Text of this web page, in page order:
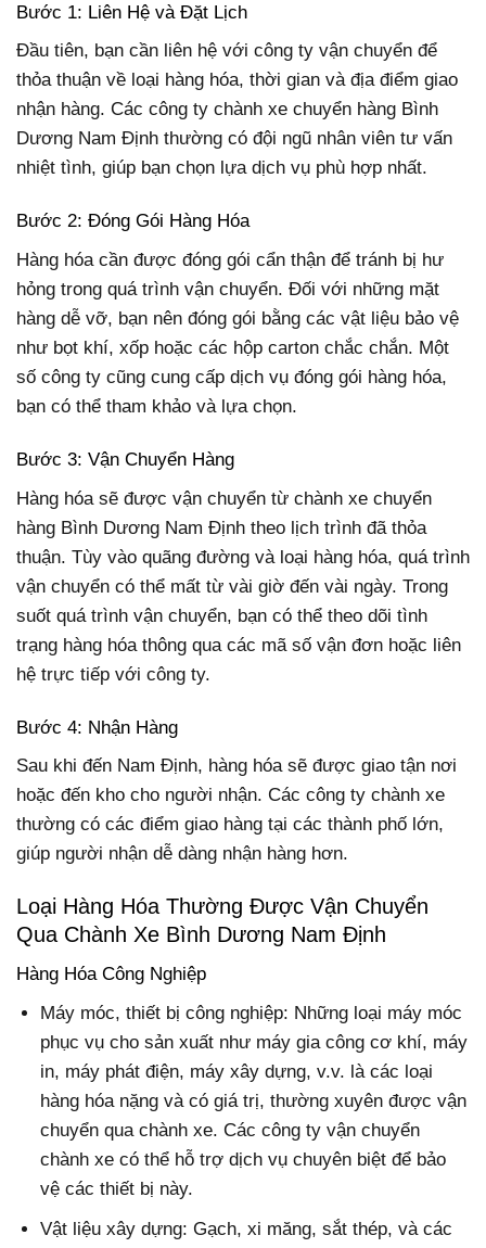
Bước 1: Liên Hệ và Đặt Lịch
Đầu tiên, bạn cần liên hệ với công ty vận chuyển để
thỏa thuận về loại hàng hóa, thời gian và địa điểm giao
nhận hàng. Các công ty chành xe chuyển hàng Bình
Dương Nam Định thường có đội ngũ nhân viên tư vấn
nhiệt tình, giúp bạn chọn lựa dịch vụ phù hợp nhất.
Bước 2: Đóng Gói Hàng Hóa
Hàng hóa cần được đóng gói cẩn thận để tránh bị hư
hỏng trong quá trình vận chuyển. Đối với những mặt
hàng dễ vỡ, bạn nên đóng gói bằng các vật liệu bảo vệ
như bọt khí, xốp hoặc các hộp carton chắc chắn. Một
số công ty cũng cung cấp dịch vụ đóng gói hàng hóa,
bạn có thể tham khảo và lựa chọn.
Bước 3: Vận Chuyển Hàng
Hàng hóa sẽ được vận chuyển từ chành xe chuyển
hàng Bình Dương Nam Định theo lịch trình đã thỏa
thuận. Tùy vào quãng đường và loại hàng hóa, quá trình
vận chuyển có thể mất từ vài giờ đến vài ngày. Trong
suốt quá trình vận chuyển, bạn có thể theo dõi tình
trạng hàng hóa thông qua các mã số vận đơn hoặc liên
hệ trực tiếp với công ty.
Bước 4: Nhận Hàng
Sau khi đến Nam Định, hàng hóa sẽ được giao tận nơi
hoặc đến kho cho người nhận. Các công ty chành xe
thường có các điểm giao hàng tại các thành phố lớn,
giúp người nhận dễ dàng nhận hàng hơn.
Loại Hàng Hóa Thường Được Vận Chuyển
Qua Chành Xe Bình Dương Nam Định
Hàng Hóa Công Nghiệp
Máy móc, thiết bị công nghiệp: Những loại máy móc
phục vụ cho sản xuất như máy gia công cơ khí, máy
in, máy phát điện, máy xây dựng, v.v. là các loại
hàng hóa nặng và có giá trị, thường xuyên được vận
chuyển qua chành xe. Các công ty vận chuyển
chành xe có thể hỗ trợ dịch vụ chuyên biệt để bảo
vệ các thiết bị này.
Vật liệu xây dựng: Gạch, xi măng, sắt thép, và các